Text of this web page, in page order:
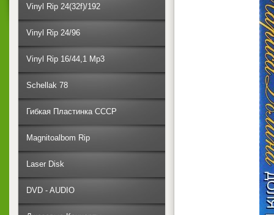
Vinyl Rip 24(32f)/192
Vinyl Rip 24/96
Vinyl Rip 16/44,1 Mp3
Schellak 78
Гибкая Пластинка СССР
Magnitoalbom Rip
Laser Disk
DVD - AUDIO